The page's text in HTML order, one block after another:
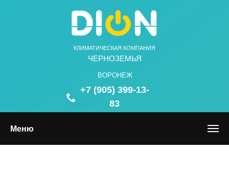
+7 (905) 399-13-
83
КЛИМАТИЧЕСКАЯ КОМПАНИЯ
ЧЕРНОЗЕМЬЯ
ВОРОНЕЖ
Меню